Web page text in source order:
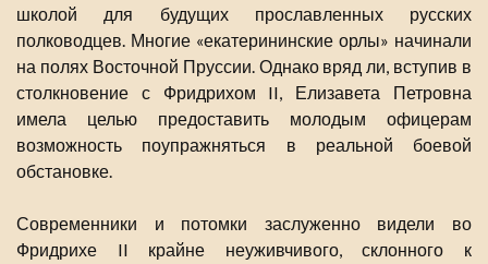
школой для будущих прославленных русских
полководцев. Многие «екатерининские орлы» начинали
на полях Восточной Пруссии. Однако вряд ли, вступив в
столкновение с Фридрихом II, Елизавета Петровна
имела целью предоставить молодым офицерам
возможность поупражняться в реальной боевой
обстановке.
Современники и потомки заслуженно видели во
Фридрихе II крайне неуживчивого, склонного к